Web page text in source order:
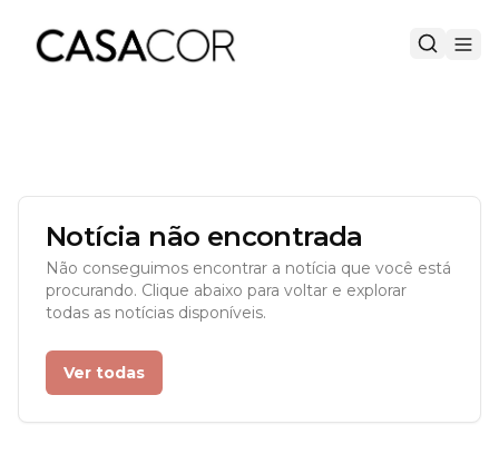
Notícia não encontrada
Não conseguimos encontrar a notícia que você está
procurando. Clique abaixo para voltar e explorar
todas as notícias disponíveis.
Ver todas